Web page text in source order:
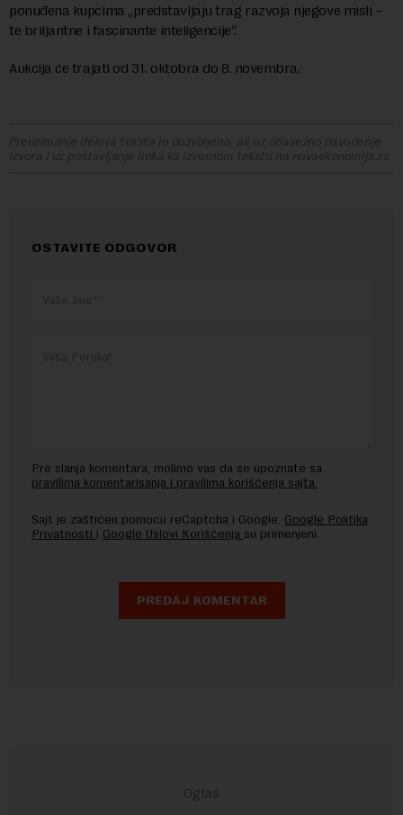
ponuđena kupcima „predstavljaju trag razvoja njegove misli –
te briljantne i fascinante inteligencije“.
Aukcija će trajati od 31. oktobra do 8. novembra.
Preuzimanje delova teksta je dozvoljeno, ali uz obavezno navođenje
izvora i uz postavljanje linka ka izvornom tekstu na novaekonomija.rs
OSTAVITE ODGOVOR
Pre slanja komentara, molimo vas da se upoznate sa
pravilima komentarisanja i pravilima korišćenja sajta.
Sajt je zaštićen pomocu reCaptcha i Google. Google Politika
Privatnosti i Google Uslovi Korišćenja su primenjeni.